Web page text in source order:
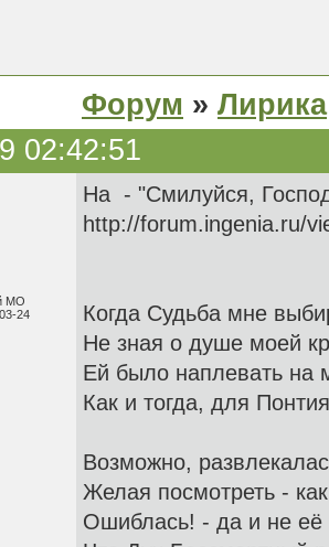
Форум » Лирика
02:42:51
МО
24
На - "Смилуйся,
http://forum.ingenia.ru/
Когда Судьба мне
Не зная о душе моей
Ей было наплевать на
Как и тогда, для
Возможно,
Желая посмотреть -
Ошиблась! - да и не её